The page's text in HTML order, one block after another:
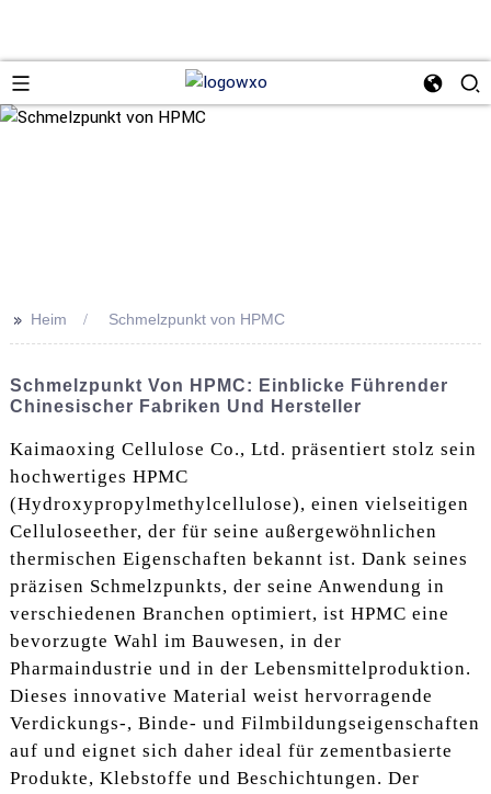
>> Heim Schmelzpunkt von HPMC
Schmelzpunkt Von HPMC: Einblicke Führender
Chinesischer Fabriken Und Hersteller
Kaimaoxing Cellulose Co., Ltd. präsentiert stolz sein
hochwertiges HPMC
(Hydroxypropylmethylcellulose), einen vielseitigen
Celluloseether, der für seine außergewöhnlichen
thermischen Eigenschaften bekannt ist. Dank seines
präzisen Schmelzpunkts, der seine Anwendung in
verschiedenen Branchen optimiert, ist HPMC eine
bevorzugte Wahl im Bauwesen, in der
Pharmaindustrie und in der Lebensmittelproduktion.
Dieses innovative Material weist hervorragende
Verdickungs-, Binde- und Filmbildungseigenschaften
auf und eignet sich daher ideal für zementbasierte
Produkte, Klebstoffe und Beschichtungen. Der